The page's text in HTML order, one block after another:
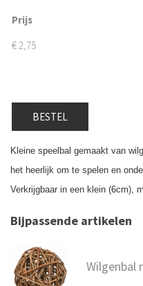
Prijs
€ 2,75
BESTEL
Kleine speelbal gemaakt van
het heerlijk om te spelen en
Verkrijgbaar in een klein (6cm),
Bijpassende artikelen
Wilgenbal